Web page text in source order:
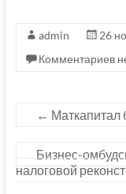
admin 26
Комментариев
← Маткапитал
Бизнес-
налоговой